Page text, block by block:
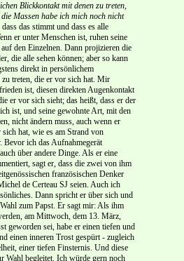
Blickkontakt mit denen zu treten,
Massen habe ich mich noch nicht
das stimmt und dass es alle
er unter Menschen ist, ruhen seine
den Einzelnen. Dann projizieren die
die alle sehen können; aber so kann
direkt in persönlichem
treten, die er vor sich hat. Mir
ist, diesen direkten Augenkontakt
er vor sich sieht; das heißt, dass er der
ist, und seine gewohnte Art, mit den
nicht ändern muss, auch wenn er
hat, wie es am Strand von
Bevor ich das Aufnahmegerät
über andere Dinge. Als er eine
sagt er, dass die zwei von ihm
französischen Denker
de Certeau SJ seien. Auch ich
Dann spricht er über sich und
zum Papst. Er sagt mir: Als ihm
am Mittwoch, dem 13. März,
geworden sei, habe er einen tiefen und
einen inneren Trost gespürt - zugleich
einer tiefen Finsternis. Und diese
Wahl begleitet. Ich würde gern noch